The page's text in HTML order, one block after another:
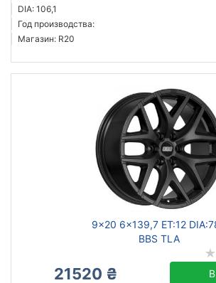
DIA: 106,1
Год производства:
Магазин: R20
9x20 6x139,7 ET:12
BBS TLA
21520 ₴